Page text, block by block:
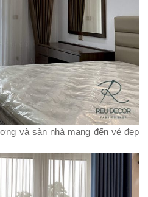
và sàn nhà mang đến vẻ đẹp